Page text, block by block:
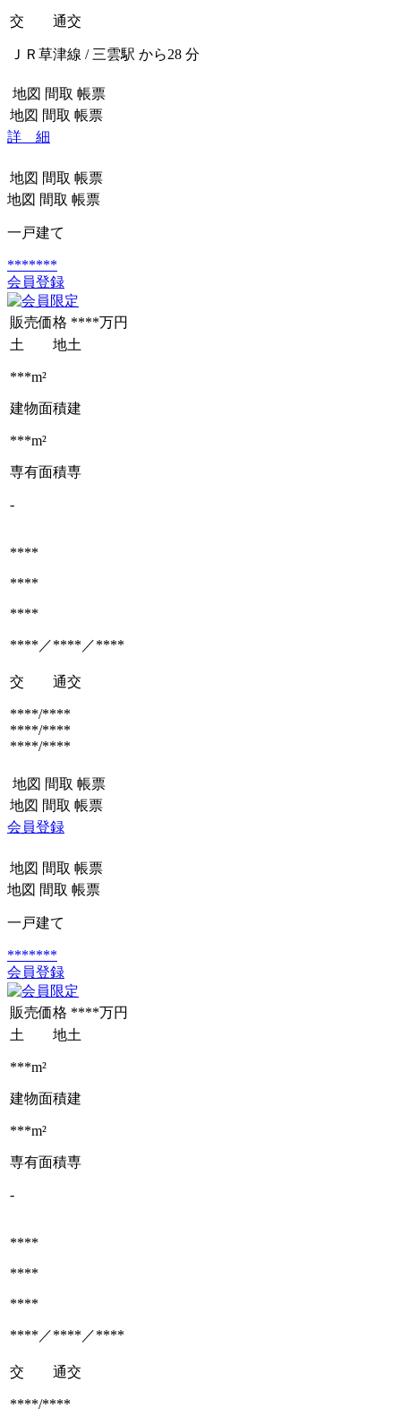
交 通交
ＪＲ草津線 / 三雲駅 から28 分
地図 間取 帳票
地図 間取 帳票
詳 細
地図 間取 帳票
地図 間取 帳票
一戸建て
*******
会員登録
販売価格 ****万円
土 地土
***m²
建物面積建
***m²
専有面積専
-
****
****
****
****／****／****
交 通交
****/****
****/****
****/****
地図 間取 帳票
地図 間取 帳票
会員登録
地図 間取 帳票
地図 間取 帳票
一戸建て
*******
会員登録
販売価格 ****万円
土 地土
***m²
建物面積建
***m²
専有面積専
-
****
****
****
****／****／****
交 通交
****/****